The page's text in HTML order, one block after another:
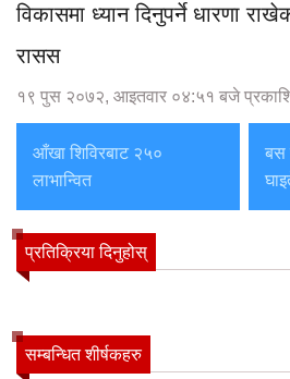
विकासमा ध्यान दिनुपर्ने धारणा
रासस
१९ पुस २०७२, आइतवार ०४:५१ बजे
आँखा शिविरबाट २५०
लाभान्वित
बस
प्रतिक्रिया दिनुहोस्
सम्बन्धित शीर्षकहरु